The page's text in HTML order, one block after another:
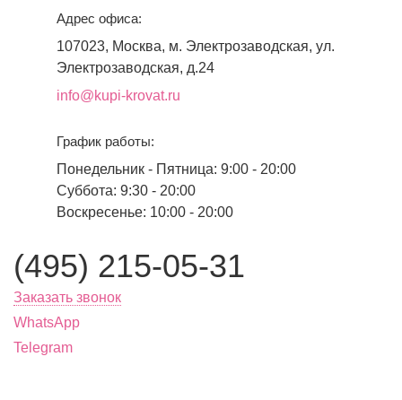
Адрес офиса:
107023, Москва, м. Электрозаводская, ул.
Электрозаводская, д.24
info@kupi-krovat.ru
График работы:
Понедельник - Пятница: 9:00 - 20:00
Суббота: 9:30 - 20:00
Воскресенье: 10:00 - 20:00
(495) 215-05-31
Заказать звонок
WhatsApp
Telegram